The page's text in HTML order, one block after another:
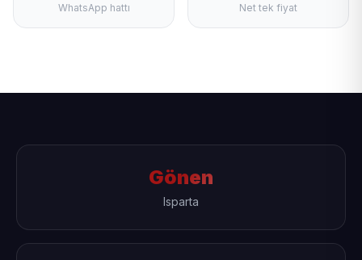
WhatsApp hattı
Net tek fiyat
Gönen
Isparta